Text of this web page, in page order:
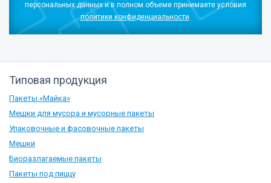
персональных данных и в полном объеме принимаете условия
политики конфиденциальности.
Типовая продукция
Пакеты «Майка»
Мешки для мусора и мусорные пакеты
Упаковочные и фасовочные пакеты
Мешки
Биоразлагаемые пакеты
Пакеты под пиццу